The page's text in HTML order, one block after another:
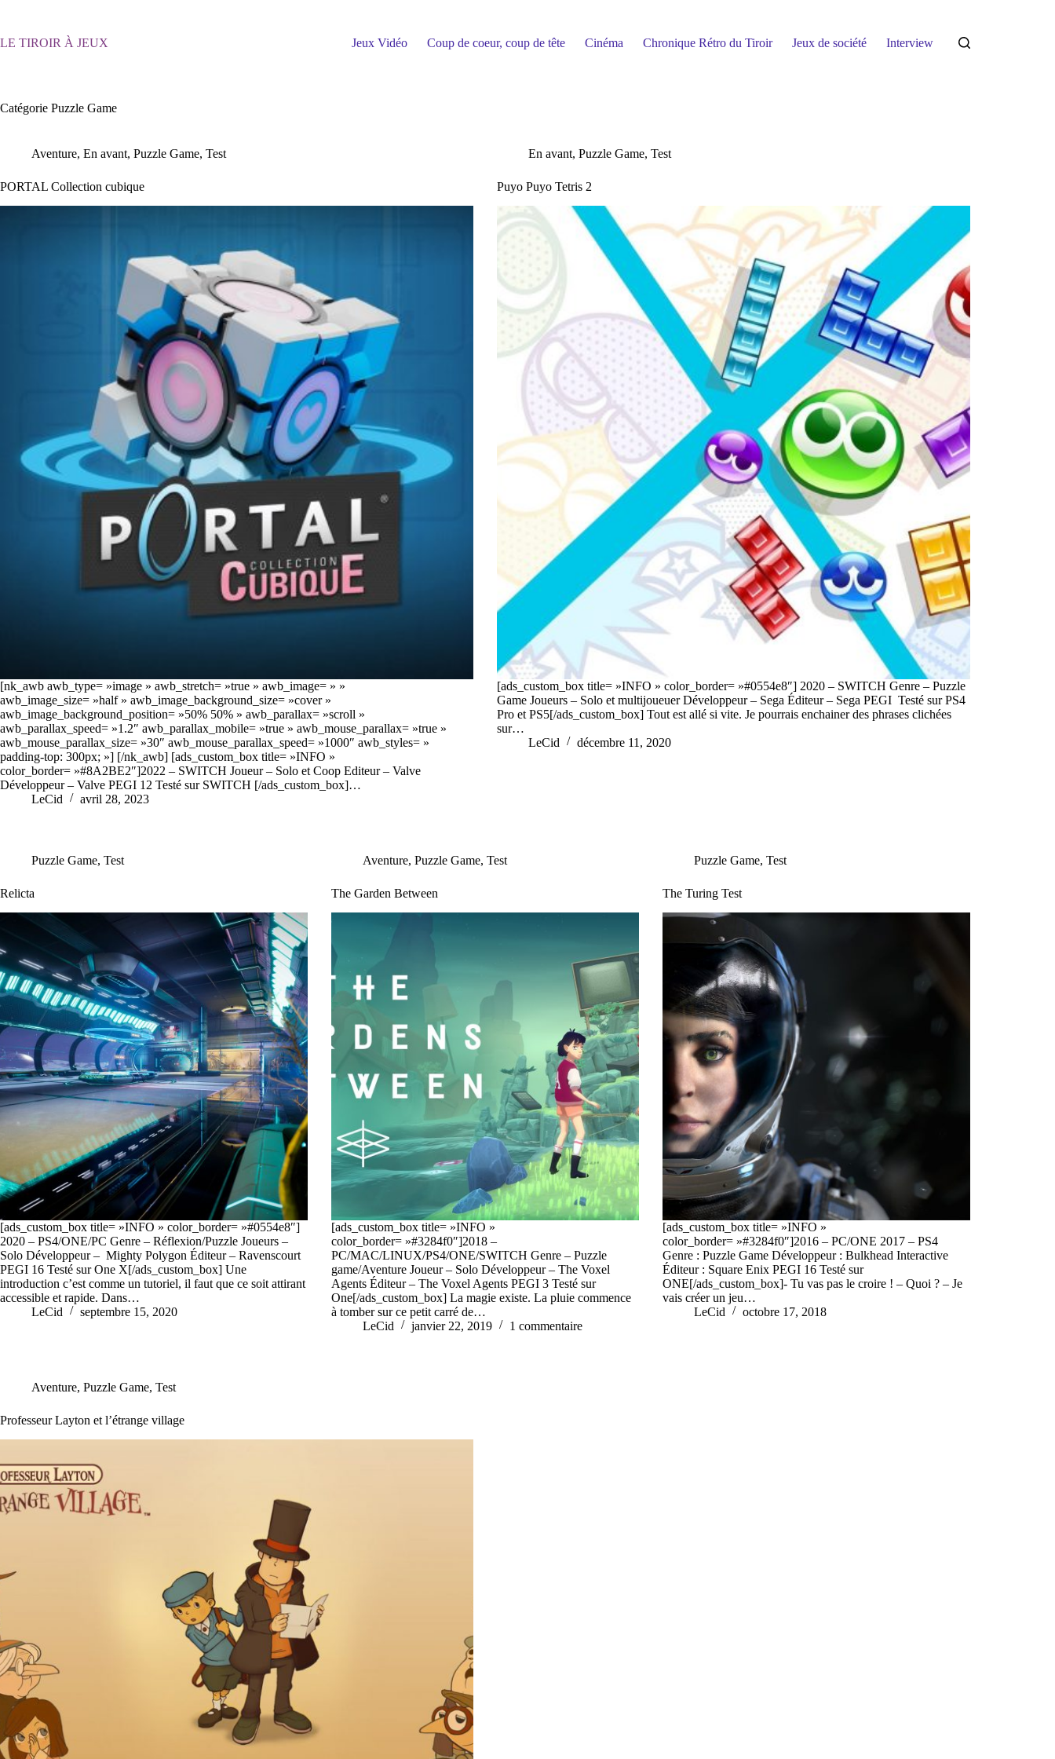
LE TIROIR À JEUX Jeux Vidéo Coup de coeur, coup de tête Cinéma Chronique Rétro du Tiroir Jeux de société Interview
Catégorie Puzzle Game
Aventure, En avant, Puzzle Game, Test
PORTAL Collection cubique
[nk_awb awb_type= »image » awb_stretch= »true » awb_image= » »
awb_image_size= »half » awb_image_background_size= »cover »
awb_image_background_position= »50% 50% » awb_parallax= »scroll »
awb_parallax_speed= »1.2″ awb_parallax_mobile= »true » awb_mouse_parallax= »true »
awb_mouse_parallax_size= »30″ awb_mouse_parallax_speed= »1000″ awb_styles= »
padding-top: 300px; »] [/nk_awb] [ads_custom_box title= »INFO »
color_border= »#8A2BE2″]2022 – SWITCH Joueur – Solo et Coop Editeur – Valve
Développeur – Valve PEGI 12 Testé sur SWITCH [/ads_custom_box]…
LeCid
avril 28, 2023
En avant,Puzzle Game,Test
Puyo Puyo Tetris 2
[ads_custom_box title= »INFO » color_border= »#0554e8″] 2020 – SWITCH Genre – Puzzle
Game Joueurs – Solo et multijoueuer Développeur – Sega Éditeur – Sega PEGI Testé sur PS4
Pro et PS5[/ads_custom_box] Tout est allé si vite. Je pourrais enchainer des phrases clichées
sur…
LeCid
décembre 11, 2020
Puzzle Game, Test
Relicta
[ads_custom_box title= »INFO » color_border= »#0554e8″]
2020 – PS4/ONE/PC Genre – Réflexion/Puzzle Joueurs –
Solo Développeur – Mighty Polygon Éditeur – Ravenscourt
PEGI 16 Testé sur One X[/ads_custom_box] Une
introduction c’est comme un tutoriel, il faut que ce soit attirant
accessible et rapide. Dans…
LeCid
septembre 15, 2020
Aventure,Puzzle Game,Test
The Garden Between
[ads_custom_box title= »INFO »
color_border= »#3284f0″]2018 –
PC/MAC/LINUX/PS4/ONE/SWITCH Genre – Puzzle
game/Aventure Joueur – Solo Développeur – The Voxel
Agents Éditeur – The Voxel Agents PEGI 3 Testé sur
One[/ads_custom_box] La magie existe. La pluie commence
à tomber sur ce petit carré de…
LeCid
janvier 22, 2019 1 commentaire
Puzzle Game,Test
The Turing Test
[ads_custom_box title= »INFO »
color_border= »#3284f0″]2016 – PC/ONE 2017 – PS4
Genre : Puzzle Game Développeur : Bulkhead Interactive
Éditeur : Square Enix PEGI 16 Testé sur
ONE[/ads_custom_box]- Tu vas pas le croire ! – Quoi ? – Je
vais créer un jeu…
LeCid
octobre 17, 2018
Aventure, Puzzle Game, Test
Professeur Layton et l’étrange village